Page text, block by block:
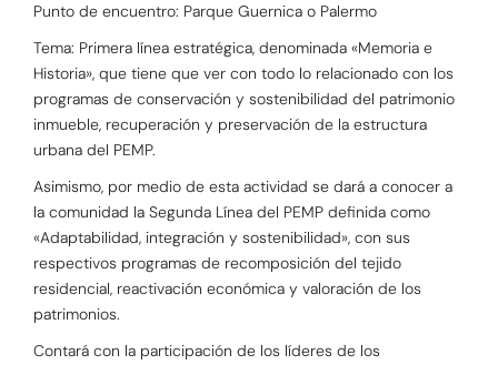
Punto de encuentro: Parque Guernica o Palermo
Tema: Primera línea estratégica, denominada «Memoria e
Historia», que tiene que ver con todo lo relacionado con los
programas de conservación y sostenibilidad del patrimonio
inmueble, recuperación y preservación de la estructura
urbana del PEMP.
Asimismo, por medio de esta actividad se dará a conocer a
la comunidad la Segunda Línea del PEMP definida como
«Adaptabilidad, integración y sostenibilidad», con sus
respectivos programas de recomposición del tejido
residencial, reactivación económica y valoración de los
patrimonios.
Contará con la participación de los líderes de los